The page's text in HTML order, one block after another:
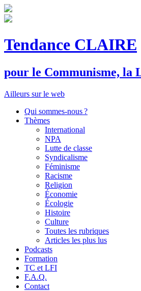
Tendance CLAIRE
pour le Communisme, la
Ailleurs sur le web
Qui sommes-nous ?
Thèmes
International
NPA
Lutte de classe
Syndicalisme
Féminisme
Racisme
Religion
Économie
Écologie
Histoire
Culture
Toutes les rubriques
Articles les plus lus
Podcasts
Formation
TC et LFI
F.A.Q.
Contact